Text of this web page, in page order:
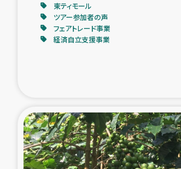
東ティモール
ツアー参加者の声
フェアトレード事業
経済自立支援事業